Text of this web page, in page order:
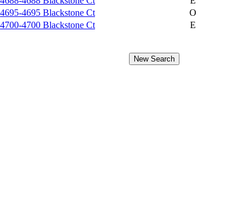
4695-4695 Blackstone Ct
O
4700-4700 Blackstone Ct
E